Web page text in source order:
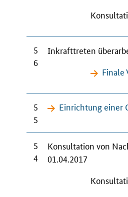
5
6
Inkrafttreten
Finale
5
5
Einrichtung einer
5
4
Konsultation von
01.04.2017